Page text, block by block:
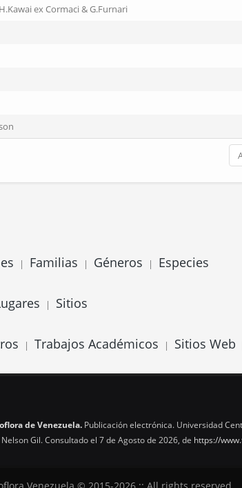
ex Cormaci & G.Furnari
| Familias | Géneros | Especies
| Sitios
| Trabajos Académicos | Sitios Web
de Venezuela. Publicación electrónica. Universidad
Gil. Consultado el 7 de Agosto de 2026, de https://